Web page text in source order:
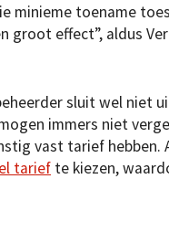
minieme toename
groot effect”, aldus
sluit wel niet
immers niet
vast tarief
tarief te kiezen,